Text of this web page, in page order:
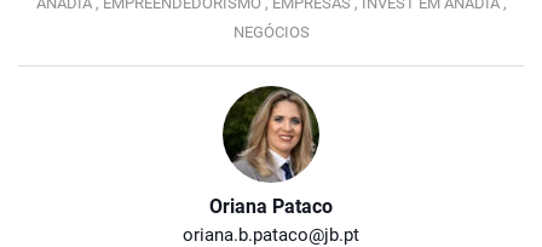
Oriana Pataco
oriana.b.pataco@jb.pt
NEGÓCIOS